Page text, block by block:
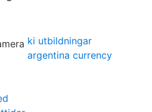
ki utbildningar
argentina currency